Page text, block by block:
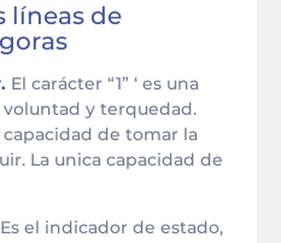
líneas de
El carácter “1” ‘ es una
y terquedad.
de tomar la
La unica capacidad de
Es el indicador de estado,